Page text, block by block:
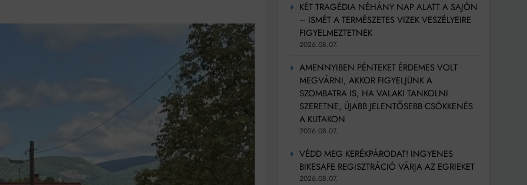
Mindenki a világot akarja uralni – de nem csak a 80-as években
lapostetők: a bevált technológia akkor működik, ha jól van felújítva
szerint akár 5 százalékkal is nőhetnek a bérleti díjak a ponthatárhirdetés
után az egyetemi városokban
Munkácsy nem Krisztust szépítette meg: minket leplezett le
Ahol köszönnek, ott még van város
Amikor a Tetris boldogabbá tesz, mint a szerelem
Létezik tökéletes élet: Truman is elhitte
KÉT TRAGÉDIA NÉHÁNY NAP ALATT A SAJÓN
– ISMÉT A TERMÉSZETES VIZEK VESZÉLYEIRE
FIGYELMEZTETNEK
2026.08.07.
AMENNYIBEN PÉNTEKET ÉRDEMES VOLT
MEGVÁRNI, AKKOR FIGYELJÜNK A
SZOMBATRA IS, HA VALAKI TANKOLNI
SZERETNE, ÚJABB JELENTŐSEBB CSÖKKENÉS
A KUTAKON
2026.08.07.
VÉDD MEG KERÉKPÁRODAT! INGYENES
BIKESAFE REGISZTRÁCIÓ VÁRJA AZ EGRIEKET
2026.08.07.